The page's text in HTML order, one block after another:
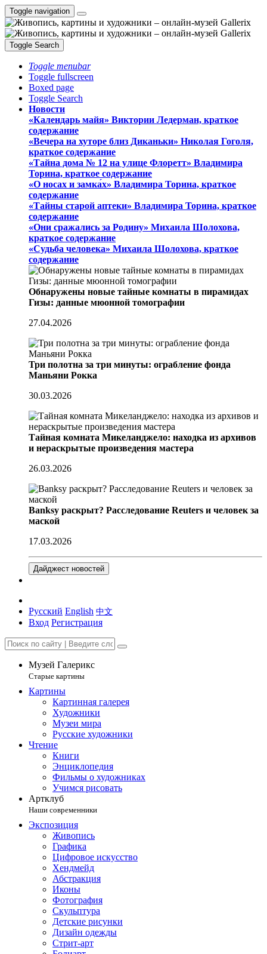
Toggle navigation
Toggle Search
Toggle menubar
Toggle fullscreen
Boxed page
Toggle Search
Новости
«Календарь майя» Виктории Ледерман, краткое
содержание
«Вечера на хуторе близ Диканьки» Николая Гоголя,
краткое содержание
«Тайна дома № 12 на улице Флоретт» Владимира
Торина, краткое содержание
«О носах и замка́х» Владимира Торина, краткое
содержание
«Тайны старой аптеки» Владимира Торина, краткое
содержание
«Они сражались за Родину» Михаила Шолохова,
краткое содержание
«Судьба человека» Михаила Шолохова, краткое
содержание
Обнаружены новые тайные комнаты в пирамидах
Гизы: данные мюонной томографии
27.04.2026
Три полотна за три минуты: ограбление фонда
Маньяни Рокка
30.03.2026
Тайная комната Микеланджело: находка из архивов
и нераскрытые произведения мастера
26.03.2026
Banksy раскрыт? Расследование Reuters и человек за
маской
17.03.2026
Дайджест новостей
Русский English 中文
Вход Регистрация
Музей Галерикс
Старые картины
Картины
Картинная галерея
Художники
Музеи мира
Русские художники
Чтение
Книги
Энциклопедия
Фильмы о художниках
Учимся рисовать
Артклуб
Наши современники
Экспозиция
Живопись
Графика
Цифровое искусство
Хендмейд
Абстракция
Иконы
Фотография
Скульптура
Детские рисунки
Дизайн одежды
Стрит-арт